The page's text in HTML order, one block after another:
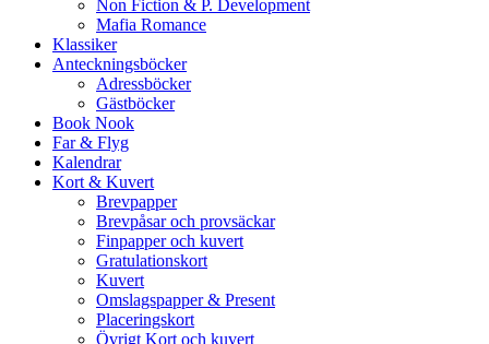
Non Fiction & P. Development
Mafia Romance
Klassiker
Anteckningsböcker
Adressböcker
Gästböcker
Book Nook
Far & Flyg
Kalendrar
Kort & Kuvert
Brevpapper
Brevpåsar och provsäckar
Finpapper och kuvert
Gratulationskort
Kuvert
Omslagspapper & Present
Placeringskort
Övrigt Kort och kuvert